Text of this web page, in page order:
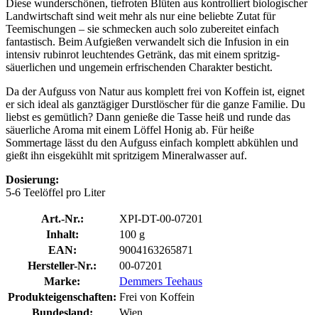
Diese wunderschönen, tiefroten Blüten aus kontrolliert biologischer
Landwirtschaft sind weit mehr als nur eine beliebte Zutat für
Teemischungen – sie schmecken auch solo zubereitet einfach
fantastisch. Beim Aufgießen verwandelt sich die Infusion in ein
intensiv rubinrot leuchtendes Getränk, das mit einem spritzig-
säuerlichen und ungemein erfrischenden Charakter besticht.
Da der Aufguss von Natur aus komplett frei von Koffein ist, eignet
er sich ideal als ganztägiger Durstlöscher für die ganze Familie. Du
liebst es gemütlich? Dann genieße die Tasse heiß und runde das
säuerliche Aroma mit einem Löffel Honig ab. Für heiße
Sommertage lässt du den Aufguss einfach komplett abkühlen und
gießt ihn eisgekühlt mit spritzigem Mineralwasser auf.
Dosierung:
5-6 Teelöffel pro Liter
Art.-Nr.:
XPI-DT-00-07201
Inhalt:
100 g
EAN:
9004163265871
Hersteller-Nr.:
00-07201
Marke:
Demmers Teehaus
Produkteigenschaften: Frei von Koffein
Bundesland:
Wien